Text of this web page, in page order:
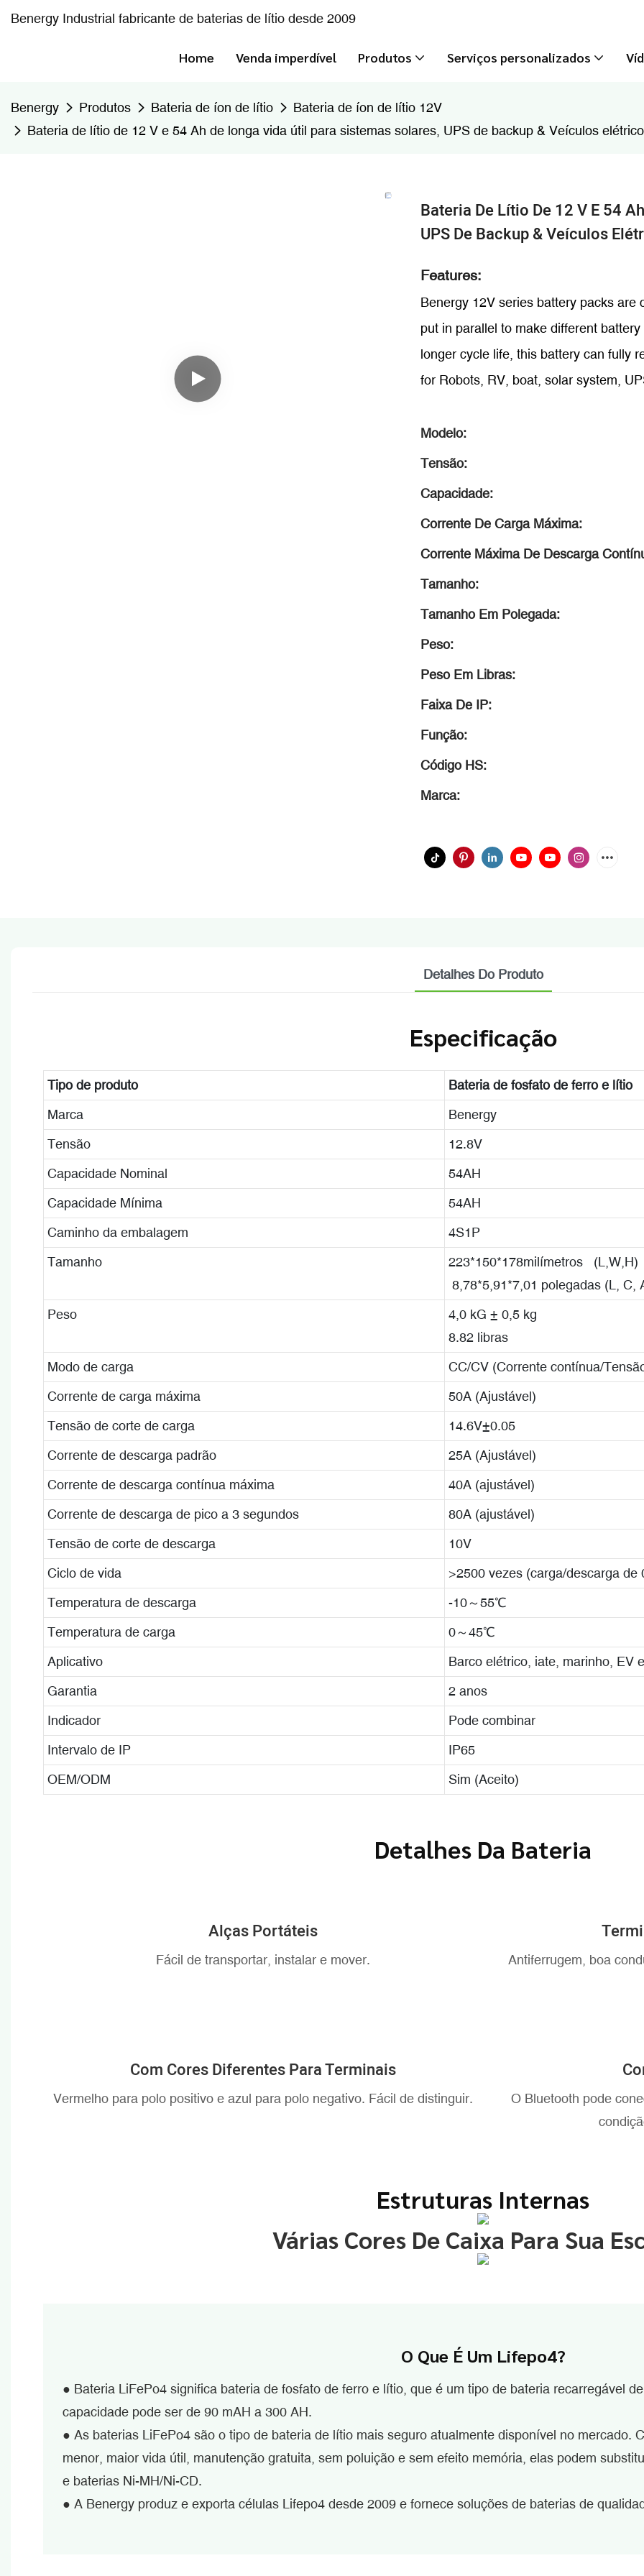
Benergy Industrial fabricante de baterias de lítio desde 2009
Home Venda imperdível Produtos Serviços personalizados
Benergy Produtos Bateria de íon de lítio
Bateria de íon de lítio 12V
Bateria de lítio de 12 V e 54 Ah de longa vida útil para sistemas solares, UPS de backup & Veículos
Bateria De Lítio De 12 V E 54
UPS De Backup & Veículos
Features:
Benergy 12V series battery packs
put in parallel to make different
longer cycle life, this battery can fully
for Robots, RV, boat, solar system,
Modelo:
Tensão:
Capacidade:
Corrente De Carga Máxima:
Corrente Máxima De Descarga
Tamanho:
Tamanho Em Polegada:
Peso:
Peso Em Libras:
Faixa De IP:
Função:
Código HS:
Marca:
Detalhes Do Produto
Especificação
Tipo de produto
Bateria de fosfato de ferro e lítio
Marca
Benergy
Tensão
12.8V
Capacidade Nominal
54AH
Capacidade Mínima
54AH
Caminho da embalagem
4S1P
Tamanho
223*150*178milímetros (L,W,H)
8,78*5,91*7,01 polegadas (L, C,
Peso
4,0 kG ± 0,5 kg
8.82 libras
Modo de carga
CC/CV (Corrente contínua/
Corrente de carga máxima
50A (Ajustável)
Tensão de corte de carga
14.6V±0.05
Corrente de descarga padrão
25A (Ajustável)
Corrente de descarga contínua máxima
40A (ajustável)
Corrente de descarga de pico a 3 segundos
80A (ajustável)
Tensão de corte de descarga
10V
Ciclo de vida
>2500 vezes (carga/descarga de
Temperatura de descarga
-10～55℃
Temperatura de carga
0～45℃
Aplicativo
Barco elétrico, iate, marinho, EV
Garantia
2 anos
Indicador
Pode combinar
Intervalo de IP
IP65
OEM/ODM
Sim (Aceito)
Detalhes Da Bateria
Alças Portáteis
Fácil de transportar, instalar e mover. Antiferrugem, boa
Com Cores Diferentes Para Terminais
Vermelho para polo positivo e azul para polo negativo. Fácil de distinguir.
O Bluetooth pode
Estruturas Internas
Várias Cores De Caixa Para Sua
O Que É Um Lifepo4?
● Bateria LiFePo4 significa bateria de fosfato de ferro e lítio, que é um tipo de bateria recarregável
capacidade pode ser de 90 mAH a 300 AH.
● As baterias LiFePo4 são o tipo de bateria de lítio mais seguro atualmente disponível no mercado.
menor, maior vida útil, manutenção gratuita, sem poluição e sem efeito memória, elas podem
e baterias Ni-MH/Ni-CD.
● A Benergy produz e exporta células Lifepo4 desde 2009 e fornece soluções de baterias de